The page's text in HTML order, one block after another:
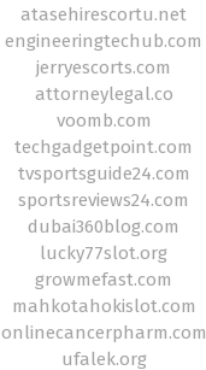
atasehirescortu.net
engineeringtechub.com
jerryescorts.com
attorneylegal.co
voomb.com
techgadgetpoint.com
tvsportsguide24.com
sportsreviews24.com
dubai360blog.com
lucky77slot.org
growmefast.com
mahkotahokislot.com
onlinecancerpharm.com
ufalek.org